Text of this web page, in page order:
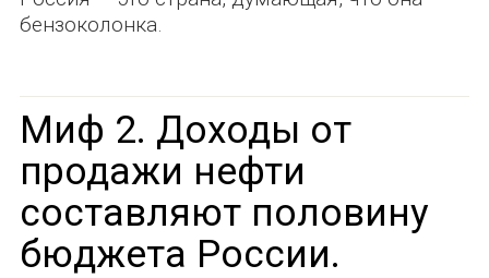
бензоколонка.
Миф 2. Доходы от
продажи нефти
составляют половину
бюджета России.